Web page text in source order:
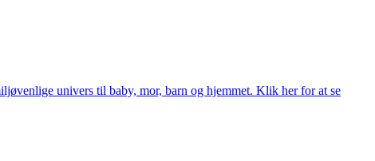
univers til baby, mor, barn og hjemmet. Klik her for at se